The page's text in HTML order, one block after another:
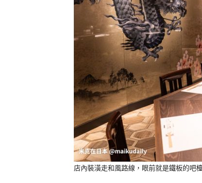
店內裝潢走和風路線，眼前就是鐵板的吧